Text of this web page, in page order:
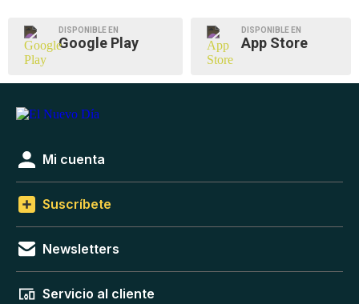
DISPONIBLE EN
Google Play
DISPONIBLE EN
App Store
Mi cuenta
Suscríbete
Newsletters
Servicio al cliente